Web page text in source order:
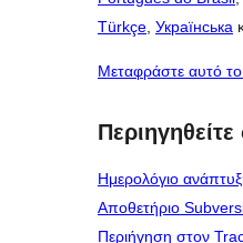
Türkçe, Українська
Μεταφράστε αυτό
Ημερολόγιο
Αποθετήριο
Περιήγηση στον